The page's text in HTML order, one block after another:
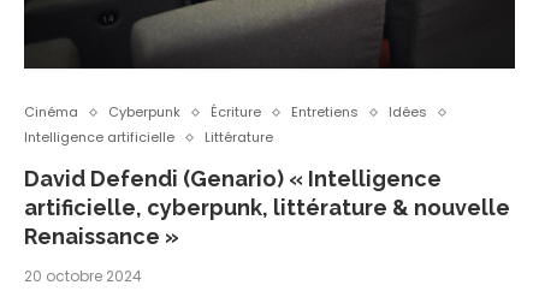
Cinéma Cyberpunk Écriture Entretiens
Idées
Intelligence artificielle
Littérature
David Defendi (Genario) « Intelligence
artificielle, cyberpunk, littérature & nouvelle
Renaissance »
20 octobre 2024